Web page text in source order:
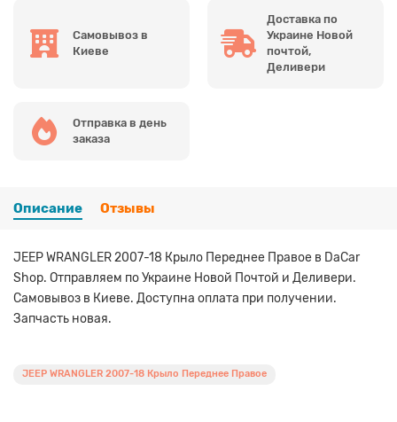
Самовывоз в
Киеве
Доставка по
Украине Новой
почтой,
Деливери
Отправка в день
заказа
Описание Отзывы
JEEP WRANGLER 2007-18 Крыло Переднее Правое в DaCar
Shop. Отправляем по Украине Новой Почтой и Деливери.
Самовывоз в Киеве. Доступна оплата при получении.
Запчасть новая.
JEEP WRANGLER 2007-18 Крыло Переднее Правое